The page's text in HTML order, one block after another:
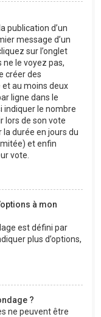
publication d’un
message d’un
sur l’onglet
le voyez pas,
créer des
au moins deux
ligne dans le
indiquer le nombre
lors de son vote
la durée en jours du
et enfin
vote.
à mon
est défini par
plus d’options,
?
ne peuvent être